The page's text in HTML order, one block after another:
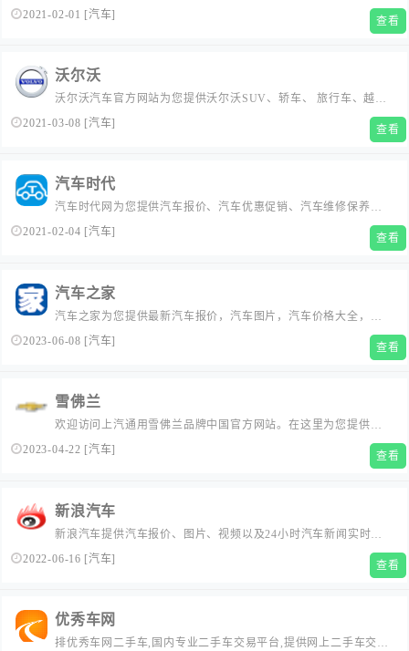
车论坛、汽车资讯信息,XCAR-爱卡汽车网是中国领先的汽车主题
社区,其中包括85个主流品牌车型俱乐部,国内32个省市和地区分
2021-02-01 [汽车] 查看
沃尔沃
沃尔沃汽车官方网站为您提供沃尔沃SUV、轿车、 旅行车、越野
车、新能源车等各类新款车型报价及图片等信息，如沃尔沃S90、
沃尔沃S60、沃尔沃XC60、沃尔沃XC40、沃尔沃XC90、沃尔沃
2021-03-08 [汽车] 查看
汽车时代
汽车时代网为您提供汽车报价、汽车优惠促销、汽车维修保养、
汽车行业法规、汽车保险、购车计算、违章查询、汽车改装、购
2021-02-04 [汽车] 查看
汽车之家
汽车之家为您提供最新汽车报价，汽车图片，汽车价格大全，最
精彩的汽车新闻、行情、评测、导购内容，是提供信息最快最全
2023-06-08 [汽车] 查看
雪佛兰
欢迎访问上汽通用雪佛兰品牌中国官方网站。在这里为您提供雪
佛兰轿车、SUV、新能源车等各类新款车型报价及图片等信息，
还可以了解雪佛兰品牌最新动态新闻，市场活动，及全国授权经
2023-04-22 [汽车] 查看
新浪汽车
新浪汽车提供汽车报价、图片、视频以及24小时汽车新闻实时报
道，海外、国内所有汽车品牌、高清车模、车展报道，应有尽
有，另有特色购车帮帮忙、汽车黑科技、竞争力分析，是国内最
2022-06-16 [汽车] 查看
优秀车网
排优秀车网二手车,国内专业二手车交易平台,提供网上二手车交易